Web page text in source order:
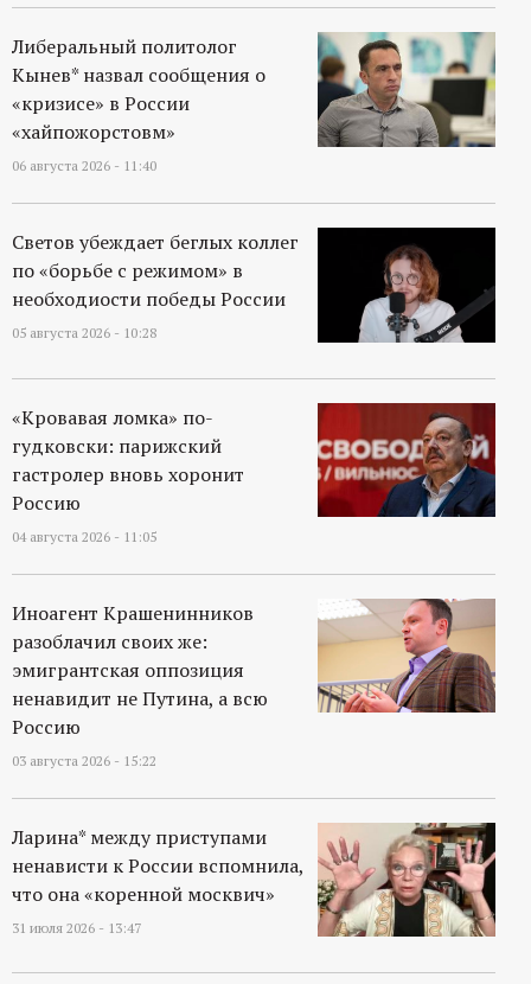
Либеральный политолог
Кынев* назвал сообщения о
«кризисе» в России
«хайпожорстовм»
06 августа 2026 - 11:40
Светов убеждает беглых коллег
по «борьбе с режимом» в
необходиости победы России
05 августа 2026 - 10:28
«Кровавая ломка» по-
гудковски: парижский
гастролер вновь хоронит
Россию
04 августа 2026 - 11:05
Иноагент Крашенинников
разоблачил своих же:
эмигрантская оппозиция
ненавидит не Путина, а всю
Россию
03 августа 2026 - 15:22
Ларина* между приступами
ненависти к России вспомнила,
что она «коренной москвич»
31 июля 2026 - 13:47